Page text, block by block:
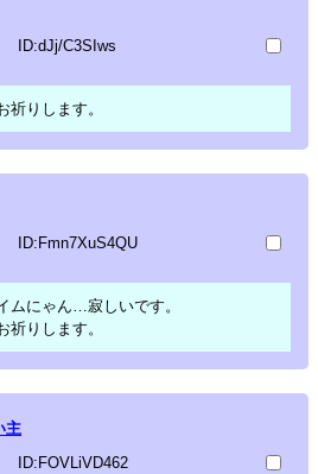
ID:dJj/C3SIws
祈りします。
ID:Fmn7XuS4QU
ムにゃん…寂しいです。
祈りします。
主
ID:FOVLiVD462